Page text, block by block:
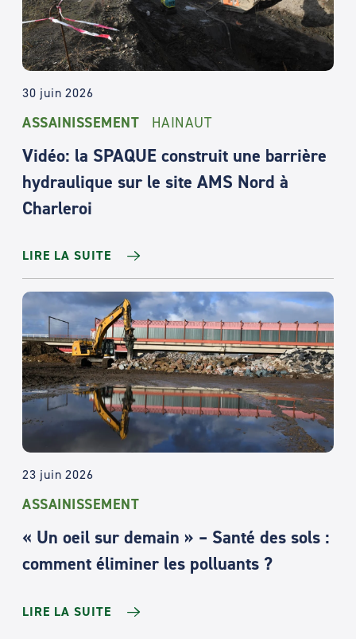
30 juin 2026
ASSAINISSEMENT HAINAUT
Vidéo: la SPAQUE construit une barrière
hydraulique sur le site AMS Nord à
Charleroi
LIRE LA SUITE
23 juin 2026
ASSAINISSEMENT
« Un oeil sur demain » – Santé des sols :
comment éliminer les polluants ?
LIRE LA SUITE